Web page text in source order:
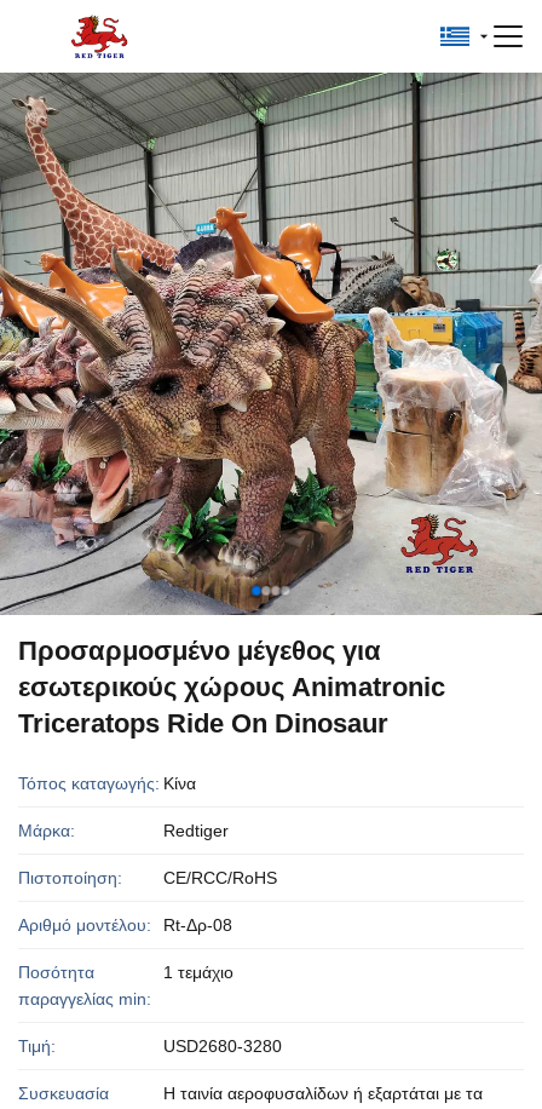
Προσαρμοσμένο μέγεθος για
εσωτερικούς χώρους Animatronic
Triceratops Ride On Dinosaur
Τόπος καταγωγής: Κίνα
Μάρκα: Redtiger
Πιστοποίηση: CE/RCC/RoHS
Αριθμό μοντέλου: Rt-Δρ-08
Ποσότητα
παραγγελίας min:
1 τεμάχιο
Τιμή: USD2680-3280
Συσκευασία
Η ταινία αεροφυσαλίδων ή εξαρτάται με τα